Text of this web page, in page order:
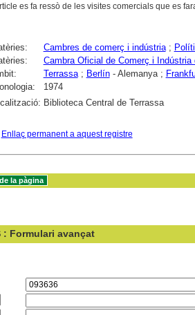
es fa ressò de les visites comercials que es
Cambres de comerç i indústria;
Cambra Oficial de Comerç i Indústria
Terrassa; Berlín- Alemanya ;
1974
Biblioteca Central de Terrassa
Enllaç permanent a aquest registre
: Formulari avançat